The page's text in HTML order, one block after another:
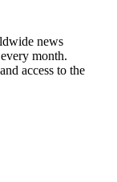
news
month.
and access to the